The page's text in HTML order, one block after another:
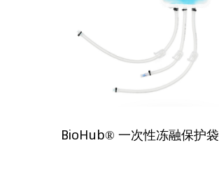
BioHub® 一次性冻融保护袋